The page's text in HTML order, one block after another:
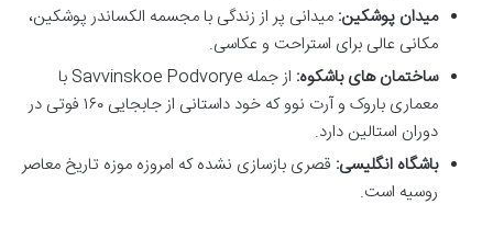
میدان پوشکین: میدانی پر از زندگی با مجسمه الکساندر پوشکین،
مکانی عالی برای استراحت و عکاسی.
ساختمان های باشکوه:
از جمله Savvinskoe Podvorye با
معماری باروک و آرت نوو که خود داستانی از جابجایی ۱۶۰ فوتی در
دوران استالین دارد.
باشگاه انگلیسی: قصری بازسازی نشده که امروزه موزه تاریخ معاصر
روسیه است.